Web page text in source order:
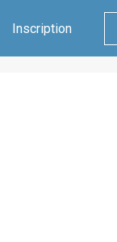
Inscription